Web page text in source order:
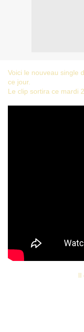
Voici le nouveau single
ce jour.
Le clip sortira ce mardi
Il